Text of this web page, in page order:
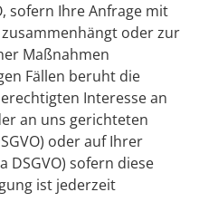
sofern Ihre Anfrage mit
oder zur
Maßnahmen
Fällen beruht die
Interesse an
an uns gerichteten
oder auf Ihrer
DSGVO) sofern diese
ist jederzeit